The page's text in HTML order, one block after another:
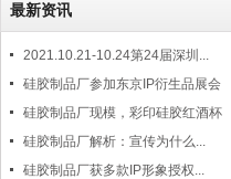
最新资讯
2021.10.21-10.24第24届深圳...
硅胶制品厂参加东京IP衍生品展会
硅胶制品厂现模，彩印硅胶红酒杯
硅胶制品厂解析：宣传为什么...
硅胶制品厂获多款IP形象授权...